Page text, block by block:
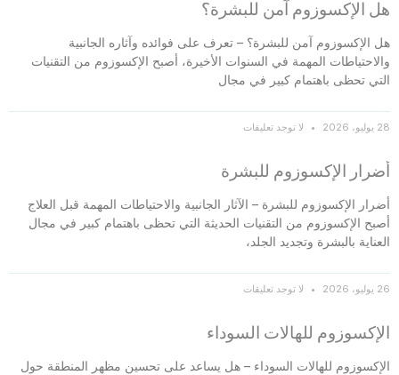
هل الإكسوزوم آمن للبشرة؟
هل الإكسوزوم آمن للبشرة؟ – تعرف على فوائده وآثاره الجانبية
والاحتياطات المهمة في السنوات الأخيرة، أصبح الإكسوزوم من التقنيات
التي تحظى باهتمام كبير في مجال
28 يوليو، 2026 لا توجد تعليقات
أضرار الإكسوزوم للبشرة
أضرار الإكسوزوم للبشرة – الآثار الجانبية والاحتياطات المهمة قبل العلاج
أصبح الإكسوزوم من التقنيات الحديثة التي تحظى باهتمام كبير في مجال
العناية بالبشرة وتجديد الجلد،
26 يوليو، 2026 لا توجد تعليقات
الإكسوزوم للهالات السوداء
الإكسوزوم للهالات السوداء – هل يساعد على تحسين مظهر المنطقة حول